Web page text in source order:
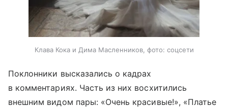
Клава Кока и Дима Масленников, фото: соцсети
Поклонники высказались о кадрах
в комментариях. Часть из них восхитились
внешним видом пары: «Очень красивые!», «Платье